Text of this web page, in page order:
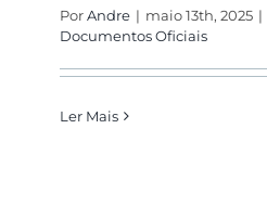
PorAndre | maio 13th, 2025 |
Documentos Oficiais
Ler Mais